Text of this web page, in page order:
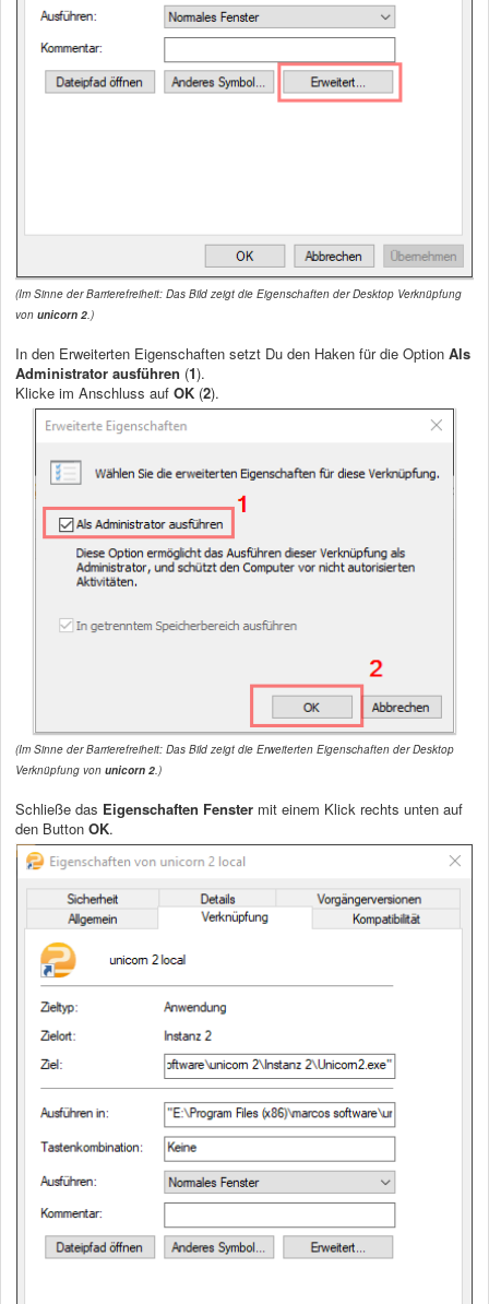
(Im Sinne der Barrierefreiheit: Das Bild zeigt die Eigenschaften der Desktop Verknüpfung
von unicorn 2.)
In den Erweiterten Eigenschaften setzt Du den Haken für die Option Als
Administrator ausführen (1).
Klicke im Anschluss auf OK (2).
(Im Sinne der Barrierefreiheit: Das Bild zeigt die Erweiterten Eigenschaften der Desktop
Verknüpfung von unicorn 2.)
Schließe das Eigenschaften Fenster mit einem Klick rechts unten auf
den Button OK.